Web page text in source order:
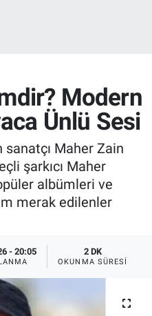
Modern
Ünlü Sesi
Maher Zain
şarkıcı Maher
albümleri ve
merak edilenler
- 20:05 2 DK
OKUNMA SÜRESI